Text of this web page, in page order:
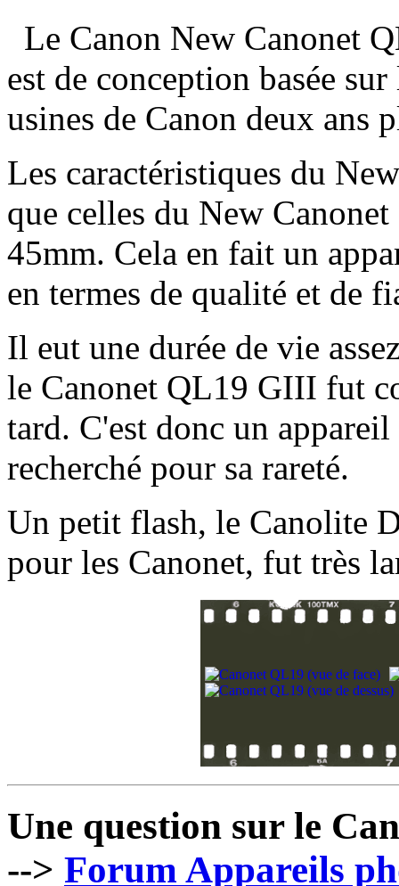
Le Canon New Canonet
est de conception basée
usines de Canon deux ans
Les caractéristiques du
que celles du New
45mm. Cela en fait un
en termes de qualité et de
Il eut une durée de vie
le Canonet QL19 GIII fut
tard. C'est donc un
recherché pour sa rareté.
Un petit flash, le Canolite
pour les Canonet, fut très
Une question sur le
--> Forum Appareils